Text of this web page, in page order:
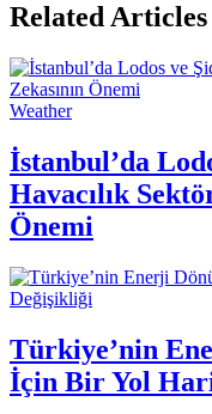
Related Articles
Weather
İstanbul’da
Havacılık
Önemi
Değişikliği
Türkiye’nin
İçin Bir Yol